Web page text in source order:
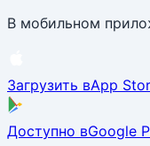
В мобильном
Загрузить вApp
Доступно вGoogle